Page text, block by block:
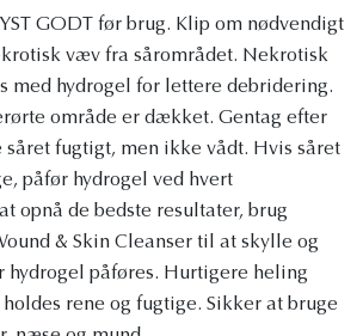
GODT før brug. Klip om nødvendigt
væv fra sårområdet. Nekrotisk
med hydrogel for lettere debridering.
område er dækket. Gentag efter
såret fugtigt, men ikke vådt. Hvis såret
påfør hydrogel ved hvert
opnå de bedste resultater, brug
& Skin Cleanser til at skylle og
hydrogel påføres. Hurtigere heling
rene og fugtige. Sikker at bruge